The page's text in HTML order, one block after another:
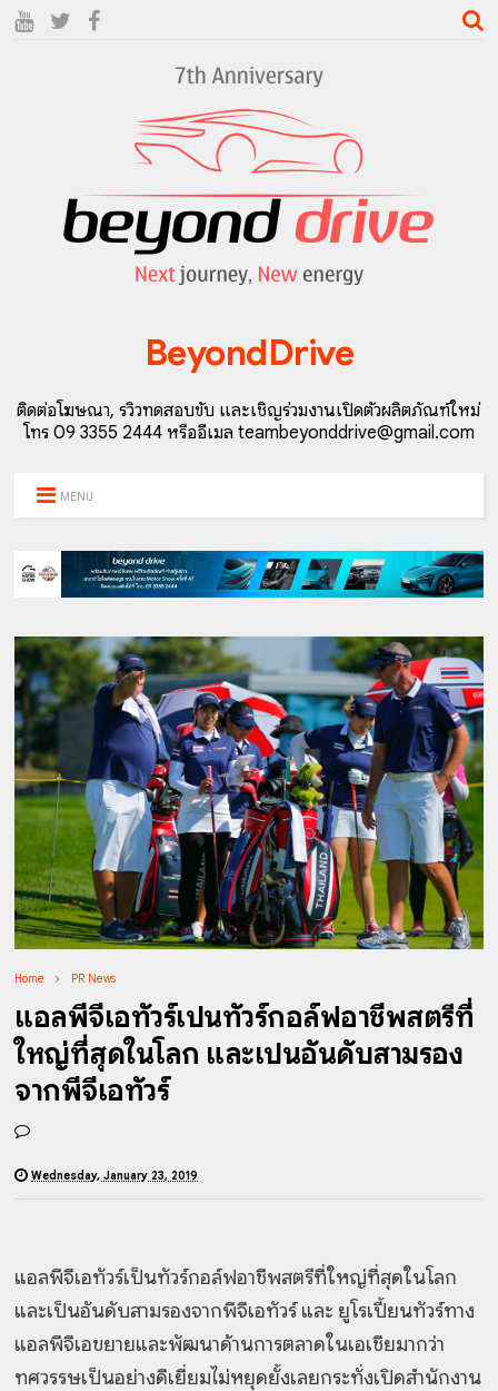
BeyondDrive
ติดต่อโฆษณา, รีวิวทดสอบขับ และเชิญร่วมงานเปิดตัวผลิตภัณฑ์ใหม่
โทร 09 3355 2444 หรืออีเมล teambeyonddrive@gmail.com
MENU
Home PR News
แอลพีจีเอทัวร์เป็นทัวร์กอล์ฟอาชีพสตรีที่
ใหญ่ที่สุดในโลก และเป็นอันดับสามรอง
จากพีจีเอทัวร์
Wednesday, January 23, 2019
แอลพีจีเอทัวร์เป็นทัวร์กอล์ฟอาชีพสตรีที่ใหญ่ที่สุดในโลก
และเป็นอันดับสามรองจากพีจีเอทัวร์ และ ยูโรเปี้ยนทัวร์ทาง
แอลพีจีเอขยายและพัฒนาด้านการตลาดในเอเชียมากว่า
ทศวรรษเป็นอย่างดีเยี่ยมไม่หยุดยั้งเลยกระทั่งเปิดสำนักงาน